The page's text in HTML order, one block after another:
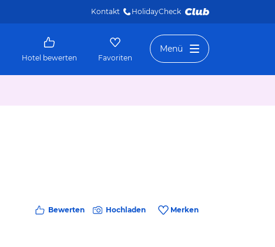
Kontakt HolidayCheck
Hotel bewerten Favoriten
Menü
Bewerten Hochladen Merken